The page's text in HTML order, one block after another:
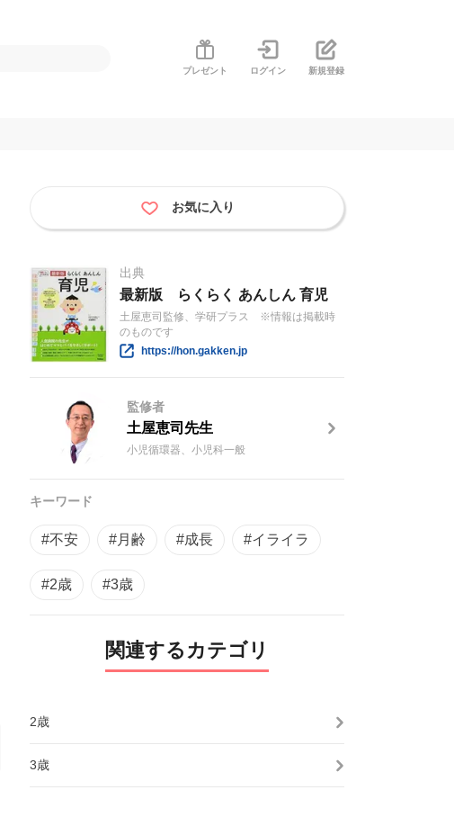
プレゼント ログイン 新規登録
お気に入り
出典
最新版 らくらく あんしん 育児
土屋恵司監修、学研プラス ※情報は掲載時
のものです
https://hon.gakken.jp
監修者
土屋恵司先生
小児循環器、小児科一般
キーワード
#不安 #月齢 #成長 #イライラ
#2歳 #3歳
関連するカテゴリ
2歳
3歳